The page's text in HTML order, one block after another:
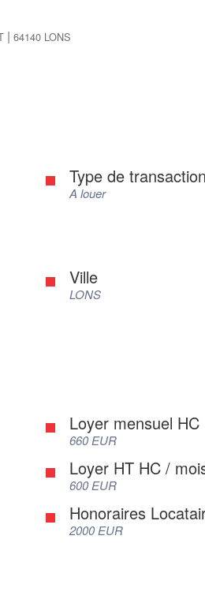
| 64140 LONS
Type de transaction
A louer
Ville
LONS
Loyer mensuel HC
660 EUR
Loyer HT HC /
600 EUR
Honoraires
2000 EUR